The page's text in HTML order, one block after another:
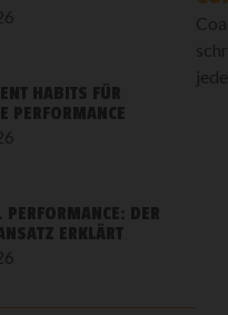
HABITS FÜR
PERFORMANCE
PERFORMANCE: DER
ERKLÄRT